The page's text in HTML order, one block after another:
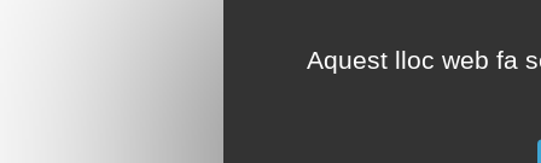
Aquest lloc web fa